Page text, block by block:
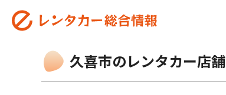
久喜市のレンタカー店舗